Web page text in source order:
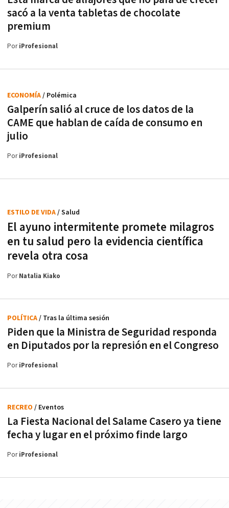
sacó a la venta tabletas de chocolate
premium
PoriProfesional
Galperín salió al cruce de los datos de la
CAME que hablan de caída de consumo en
julio
ECONOMÍA/ Polémica
PoriProfesional
El ayuno intermitente promete milagros
en tu salud pero la evidencia científica
revela otra cosa
ESTILO DE VIDA/ Salud
PorNatalia Kiako
Piden que la Ministra de Seguridad responda
en Diputados por la represión en el Congreso
POLÍTICA/ Tras la última sesión
PoriProfesional
La Fiesta Nacional del Salame Casero ya tiene
fecha y lugar en el próximo finde largo
RECREO / Eventos
PoriProfesional